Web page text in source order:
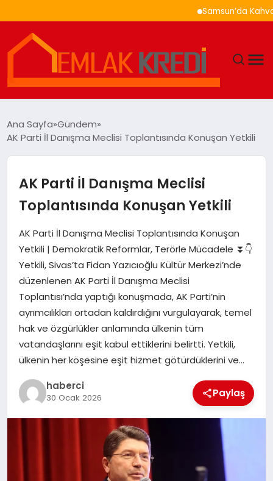
Samsun’da Kahvaltı
DÜNYA
EĞITIM
MAGAZIN
SAĞLIK
SIYASET
SPOR
TEKNOLOJI
YAŞAM
Ana Sayfa Gündem
AK Parti İl Danışma Meclisi Toplantısında Konuşan Yetkili
AK Parti İl Danışma Meclisi
Toplantısında Konuşan Yetkili
AK Parti İl Danışma Meclisi Toplantısında Konuşan
Yetkili | Demokratik Reformlar, Terörle Mücadele ⏬👇
Yetkili, Sivas’ta Fidan Yazıcıoğlu Kültür Merkezi’nde
düzenlenen AK Parti İl Danışma Meclisi
Toplantısı’nda yaptığı konuşmada, AK Parti’nin
ayrımcılıkları ortadan kaldırdığını vurgulayarak, temel
hak ve özgürlükler anlamında ülkenin tüm
vatandaşlarını eşit kabul ettiklerini belirtti. Yetkili,
ülkenin her köşesine eşit hizmet götürdüklerini ve…
haberci
30 Ocak 2026 Paylaş